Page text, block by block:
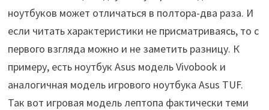
ноутбуков может отличаться в полтора-два раза. И
если читать характеристики не присматриваясь, то с
первого взгляда можно и не заметить разницу. К
примеру, есть ноутбук Asus модель Vivobook и
аналогичная модель игрового ноутбука Asus TUF.
Так вот игровая модель лептопа фактически теми